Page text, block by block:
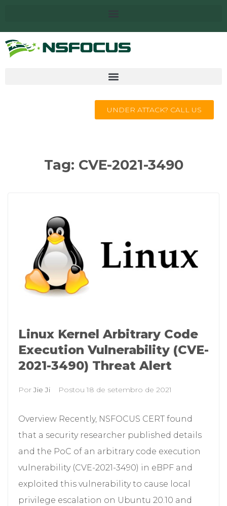
UNDER ATTACK? CALL US
Tag: CVE-2021-3490
Linux Kernel Arbitrary Code
Execution Vulnerability (CVE-
2021-3490) Threat Alert
PorJie Ji Postou 18 de setembro de 2021
Overview Recently, NSFOCUS CERT found
that a security researcher published details
and the PoC of an arbitrary code execution
vulnerability (CVE-2021-3490) in eBPF and
exploited this vulnerability to cause local
privilege escalation on Ubuntu 20.10 and